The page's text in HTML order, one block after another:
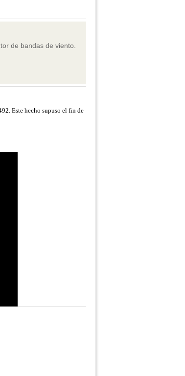
de bandas de viento.
Este hecho supuso el fin de